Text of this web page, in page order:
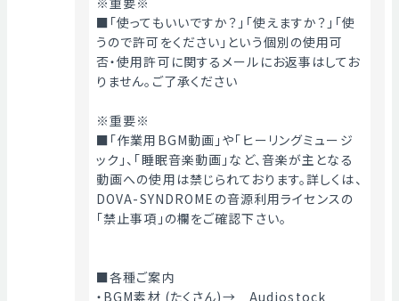
■「使ってもいいですか？」「使えますか？」「使
うので許可をください」という個別の使用可
否・使用許可に関するメールにお返事はしてお
りません。ご了承ください
※重要※
■「作業用BGM動画」や「ヒーリングミュージ
ック」、「睡眠音楽動画」など、音楽が主となる
動画への使用は禁じられております。詳しくは、
DOVA-SYNDROMEの音源利用ライセンスの
「禁止事項」の欄をご確認下さい。
■各種ご案内
・BGM素材 (たくさん)→　Audiostock